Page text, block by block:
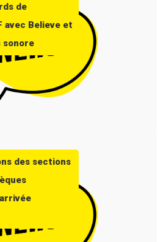
de
avec Believe et
sonore
des sections